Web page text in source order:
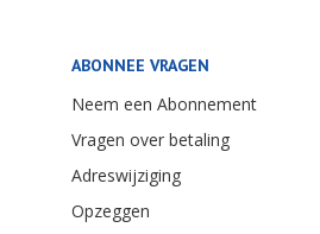
ABONNEE VRAGEN
Neem een Abonnement
Vragen over betaling
Adreswijziging
Opzeggen